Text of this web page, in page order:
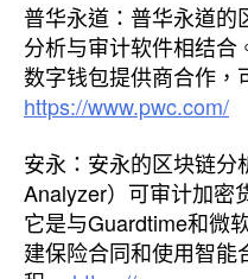
普华永道：普华永道
分析与审计软件相结合
数字钱包提供商合作，
https://www.pwc.com/
安永：安永的区块链分
Analyzer）可审计加密
它是与Guardtime和微
建保险合同和使用智